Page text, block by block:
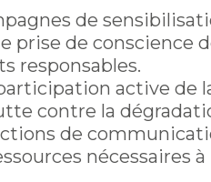
de
prise de conscience
responsables.
active de
contre la
de
nécessaires